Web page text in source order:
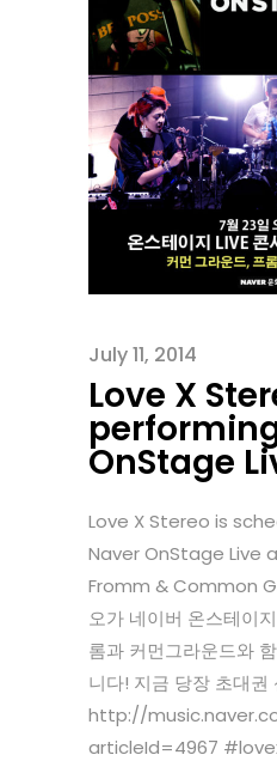
July 11, 2014
Love X
OnStage
Love X Stereo is
Naver OnStage Live
Fromm & Common
오가 네이버 온스테이
롬과 커먼그라운드와
니다! 지금 당장 초대권
http://
articleId=4967